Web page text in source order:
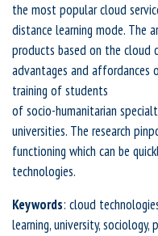
the most popular cloud
distance learning mode. The
products based on the cloud
advantages and
training of students
of socio-humanitarian
universities. The research
functioning which can be
technologies.
Keywords: cloud
learning, university,